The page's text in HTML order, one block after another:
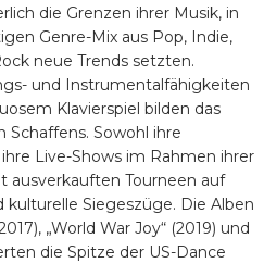
die Grenzen ihrer Musik, in
Genre-Mix aus Pop, Indie,
neue Trends setzten.
und Instrumentalfähigkeiten
Klavierspiel bilden das
Schaffens. Sowohl ihre
Live-Shows im Rahmen ihrer
ausverkauften Tourneen auf
Siegeszüge. Die Alben
„World War Joy“ (2019) und
die Spitze der US-Dance